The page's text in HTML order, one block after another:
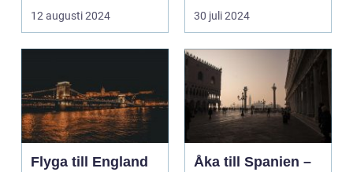
avkoppling? Tylös...
12 augusti 2024
och svaret är ofta ...
30 juli 2024
Flyga till England
Åka till Spanien –